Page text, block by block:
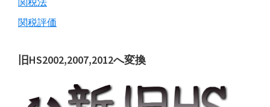
関税評価
旧HS2002,2007,2012へ変換